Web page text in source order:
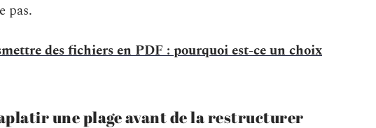
pas.
des fichiers en PDF : pourquoi est-ce un choix
aplatir une plage avant de la restructurer